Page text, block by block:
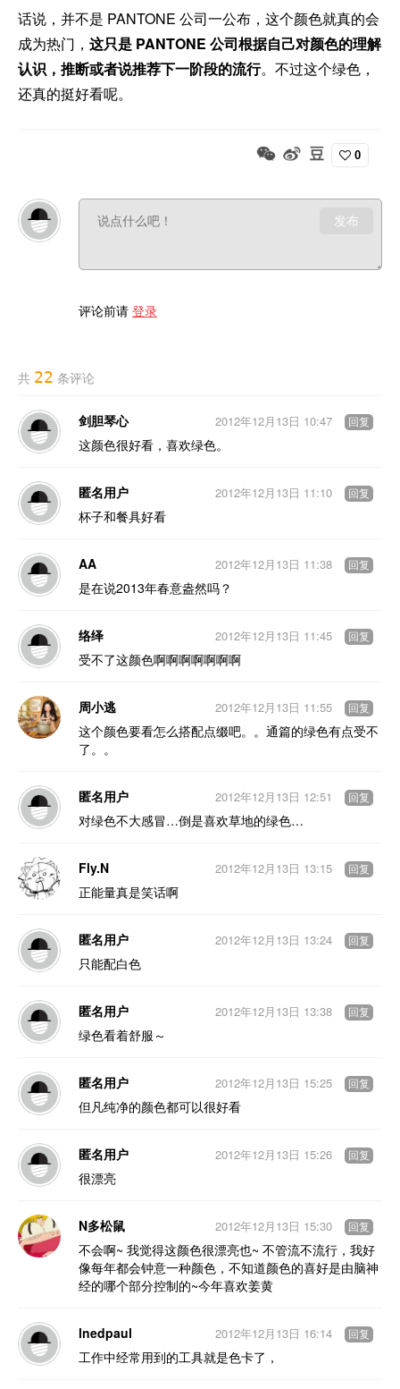
话说，并不是 PANTONE 公司一公布，这个颜色就真的会
成为热门， 这只是 PANTONE 公司根据自己对颜色的理解
认识，推断或者说推荐下一阶段的流行。不过这个绿色，
还真的挺好看呢。
0
发布
评论前请 登录
共 22 条评论
剑胆琴心
这颜色很好看，喜欢绿色。
2012年12月13日 10:47 回复
匿名用户
杯子和餐具好看
2012年12月13日 11:10 回复
AA
是在说2013年春意盎然吗？
2012年12月13日 11:38 回复
络绎
受不了这颜色啊啊啊啊啊啊啊
2012年12月13日 11:45 回复
周小逃
这个颜色要看怎么搭配点缀吧。。通篇的绿色有点受不
了。。
2012年12月13日 11:55 回复
匿名用户
对绿色不大感冒…倒是喜欢草地的绿色…
2012年12月13日 12:51 回复
Fly.N
正能量真是笑话啊
2012年12月13日 13:15 回复
匿名用户
只能配白色
2012年12月13日 13:24 回复
匿名用户
绿色看着舒服～
2012年12月13日 13:38 回复
匿名用户
但凡纯净的颜色都可以很好看
2012年12月13日 15:25 回复
匿名用户
很漂亮
2012年12月13日 15:26 回复
N多松鼠
不会啊~ 我觉得这颜色很漂亮也~ 不管流不流行，我好
像每年都会钟意一种颜色，不知道颜色的喜好是由脑神
经的哪个部分控制的~今年喜欢姜黄
2012年12月13日 15:30 回复
lnedpaul
工作中经常用到的工具就是色卡了，
2012年12月13日 16:14 回复